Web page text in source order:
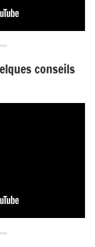
conseils